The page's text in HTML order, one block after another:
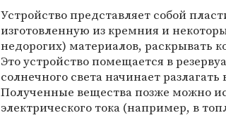
Устройство представляет собой
изготовленную из кремния и
недорогих) материалов, раскрывать
Это устройство помещается в
солнечного света начинает
Полученные вещества позже можно
электрического тока (например, в